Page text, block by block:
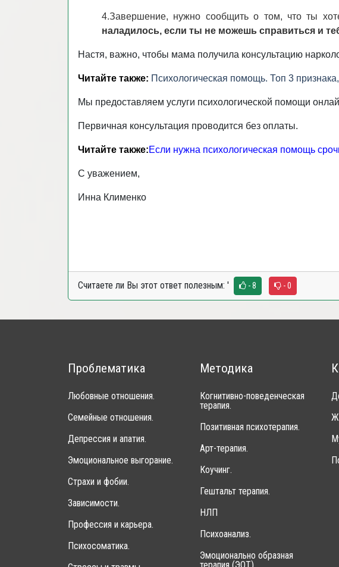
4.Завершение, нужно сообщить о том, что ты
наладилось, если ты не можешь справиться и
Настя, важно, чтобы мама получила консультацию
Читайте также: Психологическая помощь. Топ 3
Мы предоставляем услуги психологической помощи
Первичная консультация проводится без оплаты.
Читайте также:Если нужна психологическая помощь
С уважением,
Инна Клименко
Считаете ли Вы этот ответ полезным: ' - 8 - 0
Проблематика
Любовные отношения.
Семейные отношения.
Депрессия и апатия.
Эмоциональное выгорание.
Страхи и фобии.
Зависимости.
Профессия и карьера.
Психосоматика.
Методика
Когнитивно-поведенческая
терапия.
Позитивная психотерапия.
Арт-терапия.
Коучинг.
Гештальт терапия.
НЛП
Психоанализ.
Эмоционально образная